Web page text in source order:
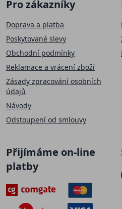
Pro zákazníky
Doprava a platba
Poskytované slevy
Obchodní podmínky
Reklamace a vrácení zboží
Zásady zpracování osobních
údajů
Návody
Odstoupení od smlouvy
Přijímáme on-line
platby
Přihlaste se k našemu
nákupje Vaše.